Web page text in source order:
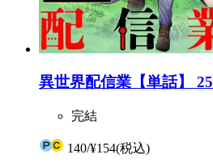
異世界配信業【単話】 25
完結
140/¥154(税込)